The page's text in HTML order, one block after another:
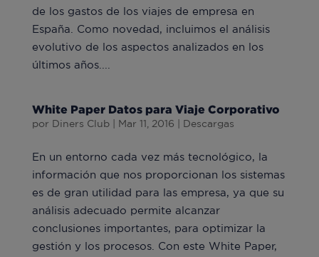
de los gastos de los viajes de empresa en
España. Como novedad, incluimos el análisis
evolutivo de los aspectos analizados en los
últimos años....
White Paper Datos para Viaje Corporativo
por Diners Club| Mar 11, 2016 Descargas
En un entorno cada vez más tecnológico, la
información que nos proporcionan los sistemas
es de gran utilidad para las empresa, ya que su
análisis adecuado permite alcanzar
conclusiones importantes, para optimizar la
gestión y los procesos. Con este White Paper,